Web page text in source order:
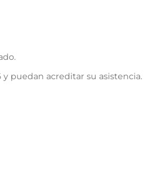
puedan acreditar su asistencia.